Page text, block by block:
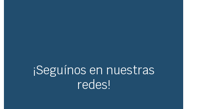
¡Seguínos en nuestras
redes!